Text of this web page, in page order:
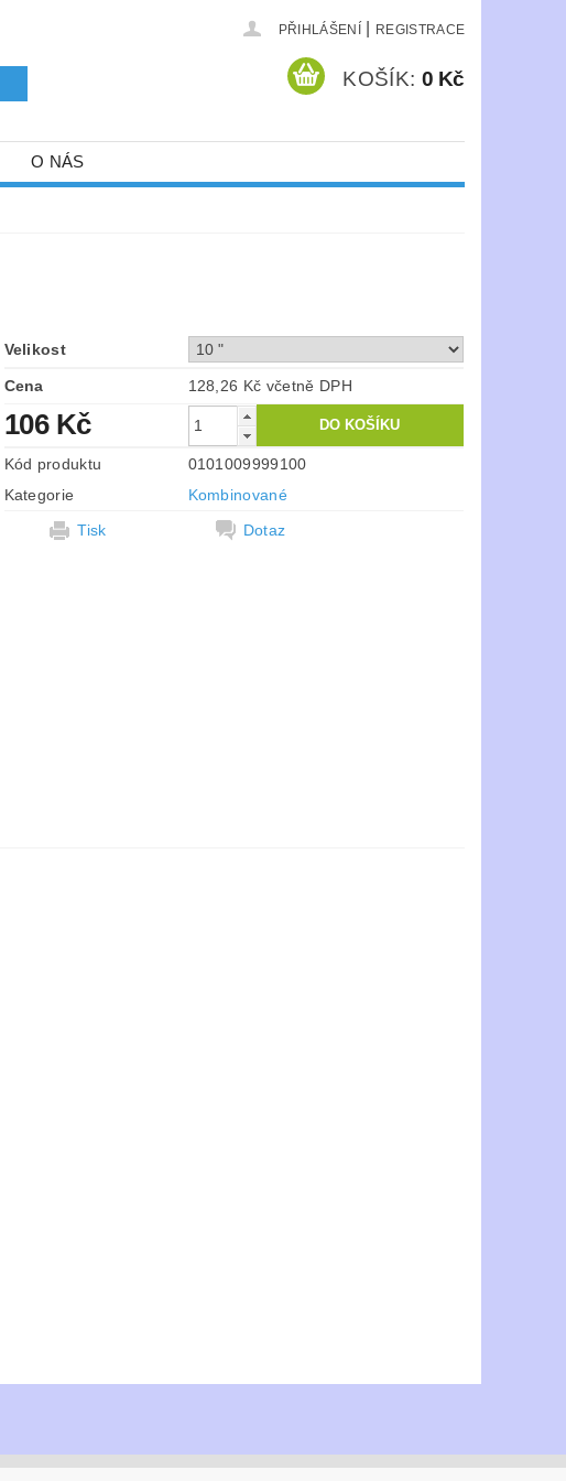
PŘIHLÁŠENÍ REGISTRACE
KOŠÍK: 0 Kč
O NÁS
Velikost
Cena 128,26 Kč včetně DPH
106 Kč
Kód produktu
0101009999100
Kategorie
Kombinované
Tisk
Dotaz